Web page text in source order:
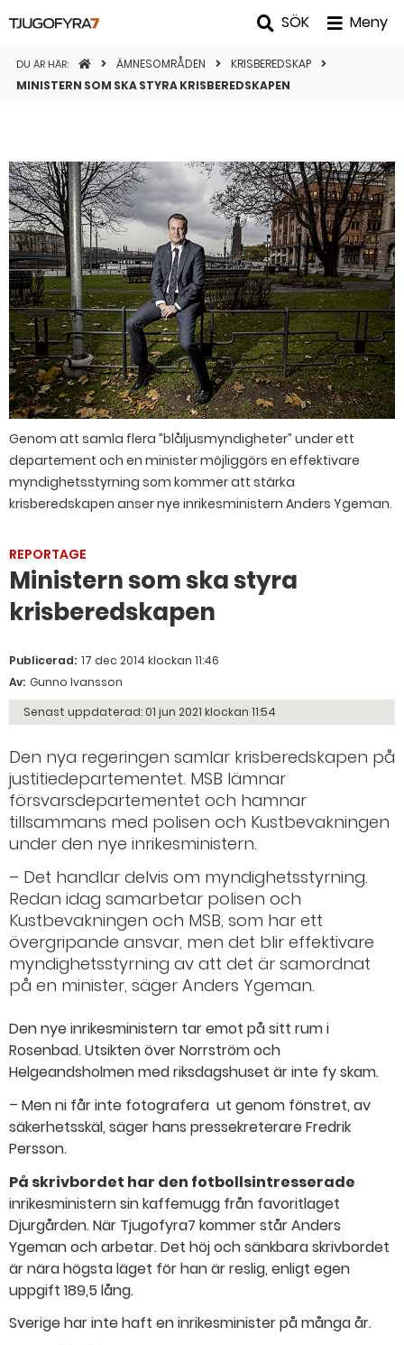
SÖK Meny
DU ÄR HÄR: STARTSIDANÄMNESOMRÅDEN
KRISBEREDSKAP
MINISTERN SOM SKA STYRA KRISBEREDSKAPEN
Genom att samla flera ”blåljusmyndigheter” under ett
departement och en minister möjliggörs en effektivare
myndighetsstyrning som kommer att stärka
krisberedskapen anser nye inrikesministern Anders Ygeman.
REPORTAGE
Ministern som ska styra
krisberedskapen
Publicerad: 17 dec 2014 klockan 11:46
Av: Gunno Ivansson
Senast uppdaterad: 01 jun 2021 klockan 11:54
Den nya regeringen samlar krisberedskapen på
justitiedepartementet. MSB lämnar
försvarsdepartementet och hamnar
tillsammans med polisen och Kustbevakningen
under den nye inrikesministern.
– Det handlar delvis om myndighetsstyrning.
Redan idag samarbetar polisen och
Kustbevakningen och MSB, som har ett
övergripande ansvar, men det blir effektivare
myndighetsstyrning av att det är samordnat
på en minister, säger Anders Ygeman.
Den nye inrikesministern tar emot på sitt rum i
Rosenbad. Utsikten över Norrström och
Helgeandsholmen med riksdagshuset är inte fy skam.
– Men ni får inte fotografera ut genom fönstret, av
säkerhetsskäl, säger hans pressekreterare Fredrik
Persson.
På skrivbordet har den fotbollsintresserade
inrikesministern sin kaffemugg från favoritlaget
Djurgården. När Tjugofyra7 kommer står Anders
Ygeman och arbetar. Det höj och sänkbara skrivbordet
är nära högsta läget för han är reslig, enligt egen
uppgift 189,5 lång.
Sverige har inte haft en inrikesminister på många år.